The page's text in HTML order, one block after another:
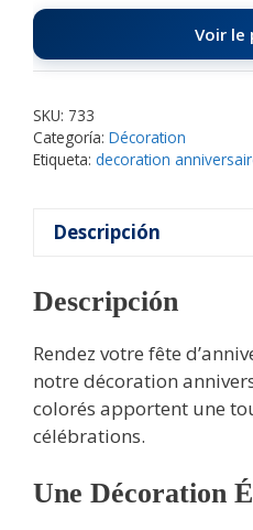
Voir le
SKU: 733
Categoría: Décoration
Etiqueta: decoration
Descripción
Descripción
Rendez votre fête
notre décoration
colorés apportent une
célébrations.
Une Décoration